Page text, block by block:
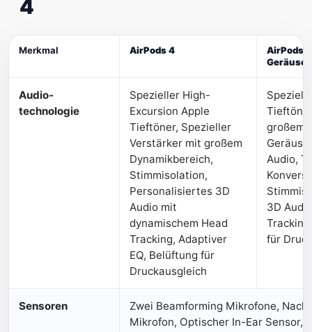
4
Merkmal AirPods 4
AirPods
Audio­
technologie
Spezieller High-
Excursion Apple
Tieftöner, Spezieller
Verstärker mit großem
Dynamik­bereich,
Stimm­isolation,
Personalisiertes 3D
Audio mit
dynamischem Head
Tracking, Adaptiver
EQ, Belüftung für
Druckausgleich
großem
Audio,
3D
für
Sensoren
Zwei Beamforming Mikrofone,
Mikrofon, Optischer In-Ear Sensor,